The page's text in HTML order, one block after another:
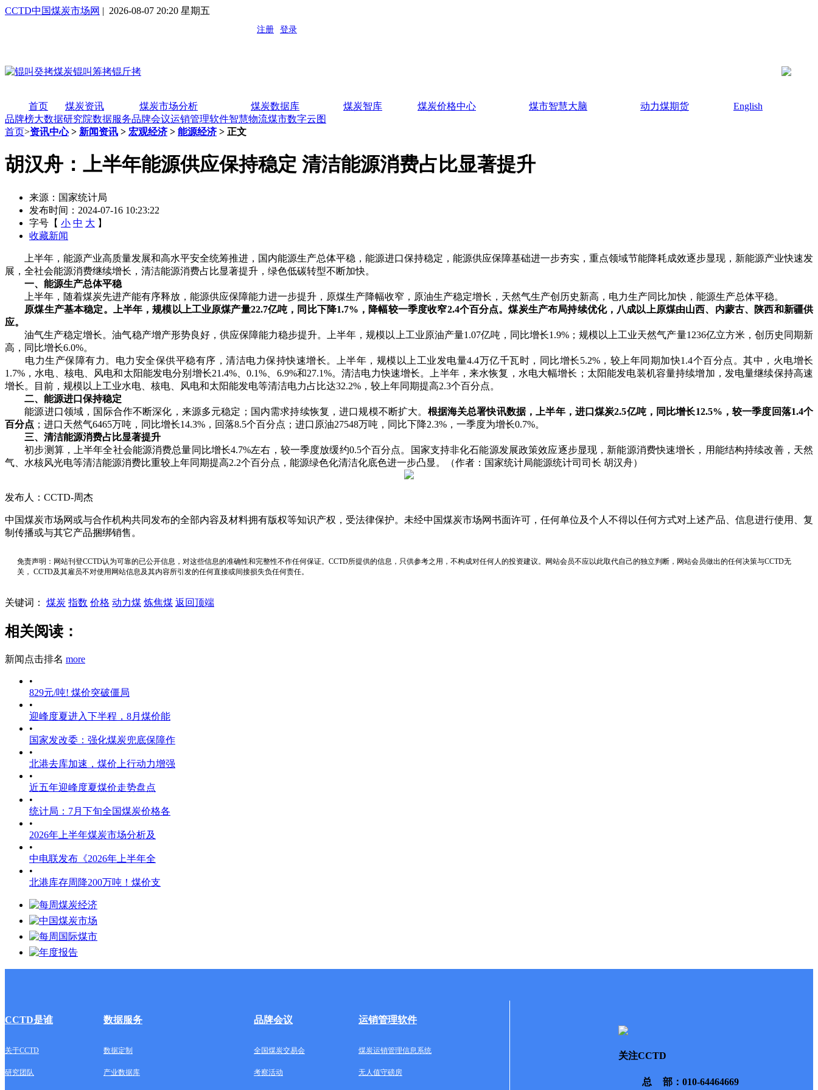
CCTD中国煤炭市场网 | 2026-08-07 20:20 星期五
首页 煤炭资讯 煤炭市场分析 煤炭数据库 煤炭智库 煤炭价格中心 煤市智慧大脑 动力煤期货
English
品牌榜大数据研究院数据服务品牌会议运销管理软件智慧物流煤市数字云图
首页>资讯中心> 新闻资讯 > 宏观经济> 能源经济> 正文
胡汉舟：上半年能源供应保持稳定 清洁能源消费占比显著提升
来源：国家统计局
发布时间：2024-07-16 10:23:22
字号【 小 中 大 】
收藏新闻
上半年，能源产业高质量发展和高水平安全统筹推进，国内能源生产总体平稳，能源进口保持稳定，能源供应保障基础进一步夯实，重点领域节能降耗成效逐步显现，新能源产业快速发
展，全社会能源消费继续增长，清洁能源消费占比显著提升，绿色低碳转型不断加快。
一、能源生产总体平稳
上半年，随着煤炭先进产能有序释放，能源供应保障能力进一步提升，原煤生产降幅收窄，原油生产稳定增长，天然气生产创历史新高，电力生产同比加快，能源生产总体平稳。
原煤生产基本稳定。上半年，规模以上工业原煤产量22.7亿吨，同比下降1.7%，降幅较一季度收窄2.4个百分点。煤炭生产布局持续优化，八成以上原煤由山西、内蒙古、陕西和新疆供
应。
油气生产稳定增长。油气稳产增产形势良好，供应保障能力稳步提升。上半年，规模以上工业原油产量1.07亿吨，同比增长1.9%；规模以上工业天然气产量1236亿立方米，创历史同期新
高，同比增长6.0%。
电力生产保障有力。电力安全保供平稳有序，清洁电力保持快速增长。上半年，规模以上工业发电量4.4万亿千瓦时，同比增长5.2%，较上年同期加快1.4个百分点。其中，火电增长
1.7%，水电、核电、风电和太阳能发电分别增长21.4%、0.1%、6.9%和27.1%。清洁电力快速增长。上半年，来水恢复，水电大幅增长；太阳能发电装机容量持续增加，发电量继续保持高速
增长。目前，规模以上工业水电、核电、风电和太阳能发电等清洁电力占比达32.2%，较上年同期提高2.3个百分点。
二、能源进口保持稳定
能源进口领域，国际合作不断深化，来源多元稳定；国内需求持续恢复，进口规模不断扩大。 根据海关总署快讯数据，上半年，进口煤炭2.5亿吨，同比增长12.5%，较一季度回落1.4个
百分点 ；进口天然气6465万吨，同比增长14.3%，回落8.5个百分点；进口原油27548万吨，同比下降2.3%，一季度为增长0.7%。
三、清洁能源消费占比显著提升
初步测算，上半年全社会能源消费总量同比增长4.7%左右，较一季度放缓约0.5个百分点。国家支持非化石能源发展政策效应逐步显现，新能源消费快速增长，用能结构持续改善，天然
气、水核风光电等清洁能源消费比重较上年同期提高2.2个百分点，能源绿色化清洁化底色进一步凸显。（作者：国家统计局能源统计司司长 胡汉舟）
发布人：CCTD-周杰
中国煤炭市场网或与合作机构共同发布的全部内容及材料拥有版权等知识产权，受法律保护。未经中国煤炭市场网书面许可，任何单位及个人不得以任何方式对上述产品、信息进行使用、复
制传播或与其它产品捆绑销售。
免责声明：网站刊登CCTD认为可靠的已公开信息，对这些信息的准确性和完整性不作任何保证。CCTD所提供的信息，只供参考之用，不构成对任何人的投资建议。网站会员不应以此取代自己的独立判断，网站会员做出的任何决策与CCTD无
关， CCTD及其雇员不对使用网站信息及其内容所引发的任何直接或间接损失负任何责任。
关键词： 煤炭 指数 价格 动力煤 炼焦煤 返回顶端
相关阅读：
新闻点击排名 more
•
829元/吨! 煤价突破僵局
•
迎峰度夏进入下半程，8月煤价能
•
国家发改委：强化煤炭兜底保障作
•
北港去库加速，煤价上行动力增强
•
近五年迎峰度夏煤价走势盘点
•
统计局：7月下旬全国煤炭价格各
•
2026年上半年煤炭市场分析及
•
中电联发布《2026年上半年全
•
北港库存周降200万吨！煤价支
CCTD是谁 数据服务 品牌会议 运销管理软件
关于CCTD 数据定制 全国煤炭交易会 煤炭运销管理信息系统
研究团队 产业数据库 考察活动 无人值守磅房
关注CCTD
总部 ：010-64464669